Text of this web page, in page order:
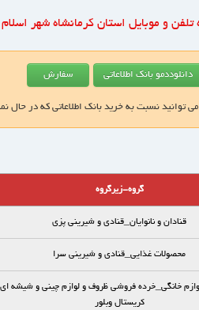
و موبایل استان کرمانشاه شهر
توانید نسبت به خرید بانک اطلاعاتی که در حال
گروه-زیرگروه
قنادان و نانوایان_قنادي و شيريني پزي
محصولات غذایی_قنادی و شیرینی سرا
خانگی_خرده فروشي ظروف و لوازم چيني و شيشه
كريستال وبلور